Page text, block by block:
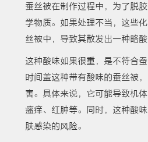
蚕丝被在制作过程中，为了脱
学物质。如果处理不当，这些
丝被中，导致其散发出一种略酸
这种酸味如果很重，是不符合
时间盖这种带有酸味的蚕丝被
害。具体来说，它可能导致机
瘙痒、红肿等。同时，这种酸
肤感染的风险。